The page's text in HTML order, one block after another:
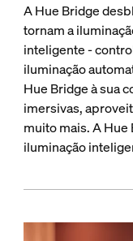
A Hue Bridge
tornam a
inteligente -
iluminação
Hue Bridge à sua
imersivas,
muito mais. A Hue
iluminação